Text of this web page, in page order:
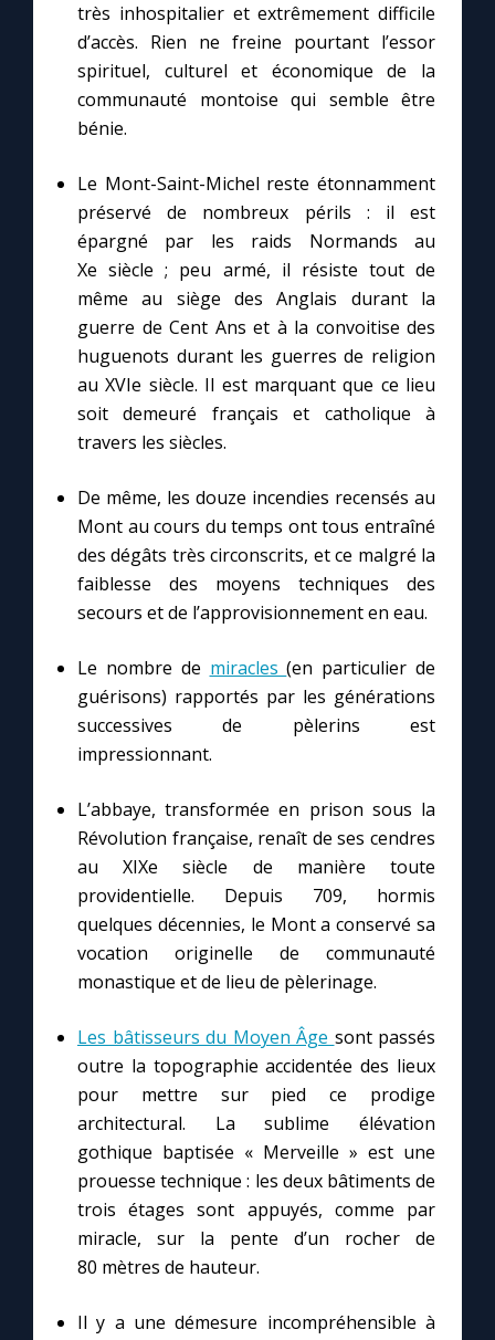
Marie de Nazareth
très inhospitalier et extrêmement difficile
d’accès. Rien ne freine pourtant l’essor
spirituel, culturel et économique de la
communauté montoise qui semble être
bénie.
Le Mont-Saint-Michel reste étonnamment
préservé de nombreux périls : il est
épargné par les raids Normands au
Xe siècle ; peu armé, il résiste tout de
même au siège des Anglais durant la
guerre de Cent Ans et à la convoitise des
huguenots durant les guerres de religion
au XVIe siècle. Il est marquant que ce lieu
soit demeuré français et catholique à
travers les siècles.
De même, les douze incendies recensés au
Mont au cours du temps ont tous entraîné
des dégâts très circonscrits, et ce malgré la
faiblesse des moyens techniques des
secours et de l’approvisionnement en eau.
Le nombre de miracles(en particulier de
guérisons) rapportés par les générations
successives de pèlerins est
impressionnant.
L’abbaye, transformée en prison sous la
Révolution française, renaît de ses cendres
au XIXe siècle de manière toute
providentielle. Depuis 709, hormis
quelques décennies, le Mont a conservé sa
vocation originelle de communauté
monastique et de lieu de pèlerinage.
Les bâtisseurs du Moyen Âge sont passés
outre la topographie accidentée des lieux
pour mettre sur pied ce prodige
architectural. La sublime élévation
gothique baptisée « Merveille » est une
prouesse technique : les deux bâtiments de
trois étages sont appuyés, comme par
miracle, sur la pente d’un rocher de
80 mètres de hauteur.
Il y a une démesure incompréhensible à